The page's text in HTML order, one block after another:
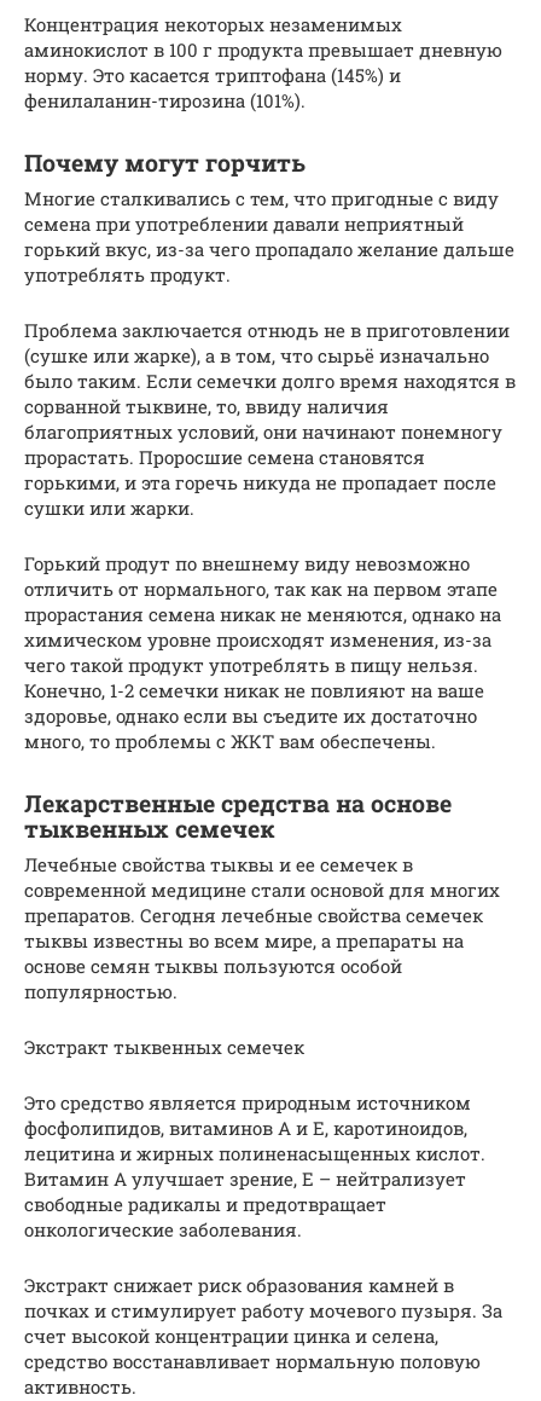
Концентрация некоторых незаменимых
аминокислот в 100 г продукта превышает дневную
норму. Это касается триптофана (145%) и
фенилаланин-тирозина (101%).
Почему могут горчить
Многие сталкивались с тем, что пригодные с виду
семена при употреблении давали неприятный
горький вкус, из-за чего пропадало желание дальше
употреблять продукт.
Проблема заключается отнюдь не в приготовлении
(сушке или жарке), а в том, что сырьё изначально
было таким. Если семечки долго время находятся в
сорванной тыквине, то, ввиду наличия
благоприятных условий, они начинают понемногу
прорастать. Проросшие семена становятся
горькими, и эта горечь никуда не пропадает после
сушки или жарки.
Горький продут по внешнему виду невозможно
отличить от нормального, так как на первом этапе
прорастания семена никак не меняются, однако на
химическом уровне происходят изменения, из-за
чего такой продукт употреблять в пищу нельзя.
Конечно, 1-2 семечки никак не повлияют на ваше
здоровье, однако если вы съедите их достаточно
много, то проблемы с ЖКТ вам обеспечены.
Лекарственные средства на основе
тыквенных семечек
Лечебные свойства тыквы и ее семечек в
современной медицине стали основой для многих
препаратов. Сегодня лечебные свойства семечек
тыквы известны во всем мире, а препараты на
основе семян тыквы пользуются особой
популярностью.
Экстракт тыквенных семечек
Это средство является природным источником
фосфолипидов, витаминов A и E, каротиноидов,
лецитина и жирных полиненасыщенных кислот.
Витамин A улучшает зрение, E – нейтрализует
свободные радикалы и предотвращает
онкологические заболевания.
Экстракт снижает риск образования камней в
почках и стимулирует работу мочевого пузыря. За
счет высокой концентрации цинка и селена,
средство восстанавливает нормальную половую
активность.